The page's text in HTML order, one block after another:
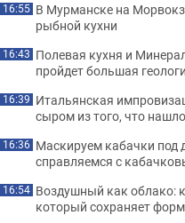
16:55 В Мурманске на
рыбной кухни
16:43 Полевая кухня и
пройдет большая
16:39 Итальянская
сыром из того, что
16:36 Маскируем кабачки под
справляемся с
16:54 Воздушный как облако:
который сохраняет